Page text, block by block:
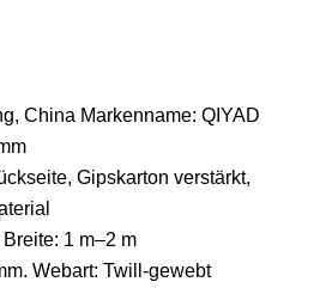
China Markenname: QIYAD
Gipskarton verstärkt,
1 m–2 m
Webart: Twill-gewebt